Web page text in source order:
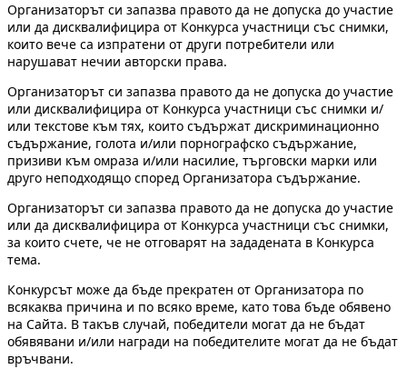
Организаторът си запазва правото да не допуска до участие
или да дисквалифицира от Конкурса участници със снимки,
които вече са изпратени от други потребители или
нарушават нечии авторски права.
Организаторът си запазва правото да не допуска до участие
или дисквалифицира от Конкурса участници със снимки и/
или текстове към тях, които съдържат дискриминационно
съдържание, голота и/или порнографско съдържание,
призиви към омраза и/или насилие, търговски марки или
друго неподходящо според Организатора съдържание.
Организаторът си запазва правото да не допуска до участие
или да дисквалифицира от Конкурса участници със снимки,
за които счете, че не отговарят на зададената в Конкурса
тема.
Конкурсът може да бъде прекратен от Организатора по
всякаква причина и по всяко време, като това бъде обявено
на Сайта. В такъв случай, победители могат да не бъдат
обявявани и/или награди на победителите могат да не бъдат
връчвани.